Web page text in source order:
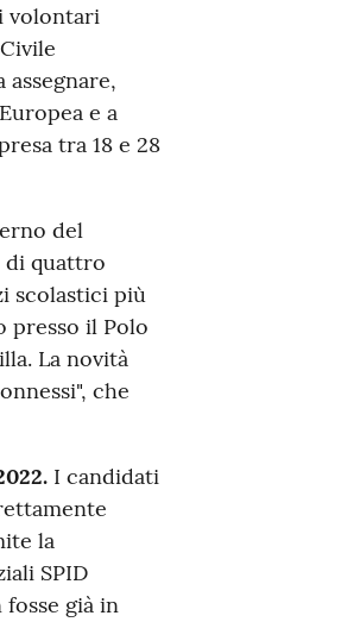
volontari
e a
tra 18 e 28
del
di quattro
scolastici più
presso il Polo
La novità
che
I candidati
la
SPID
fosse già in